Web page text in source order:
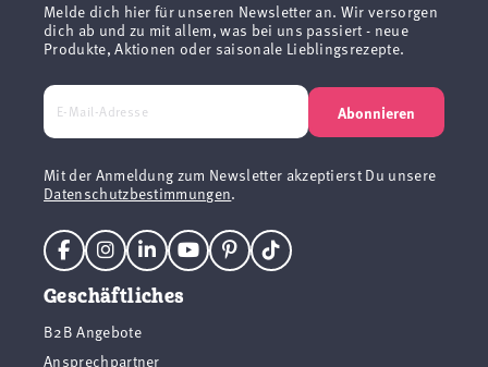
Melde dich hier für unseren Newsletter an. Wir versorgen
dich ab und zu mit allem, was bei uns passiert - neue
Produkte, Aktionen oder saisonale Lieblingsrezepte.
Abonnieren
Mit der Anmeldung zum Newsletter akzeptierst Du unsere
Datenschutzbestimmungen.
Geschäftliches
B2B Angebote
Ansprechpartner